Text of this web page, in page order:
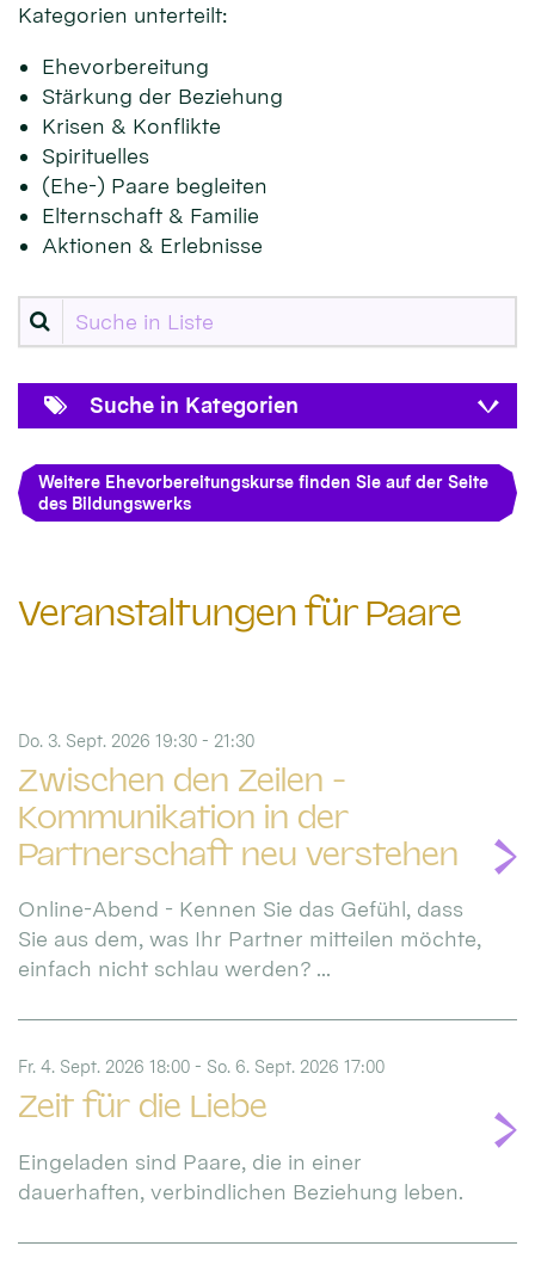
Veranstaltungen für Paare
Zwischen den Zeilen -
Kommunikation in der
Partnerschaft neu verstehen
Do. 3. Sept. 2026 19:30 - 21:30
Online-Abend - Kennen Sie das Gefühl, dass
Sie aus dem, was Ihr Partner mitteilen möchte,
einfach nicht schlau werden? ...
Zeit für die Liebe
Fr. 4. Sept. 2026 18:00 - So. 6. Sept. 2026 17:00
Eingeladen sind Paare, die in einer
dauerhaften, verbindlichen Beziehung leben.
Kategorien unterteilt:
Ehevorbereitung
Stärkung der Beziehung
Krisen & Konflikte
Spirituelles
(Ehe-) Paare begleiten
Elternschaft & Familie
Aktionen & Erlebnisse
Suche in Liste
Suche in Kategorien
Weitere Ehevorbereitungskurse finden Sie auf der Seite
des Bildungswerks